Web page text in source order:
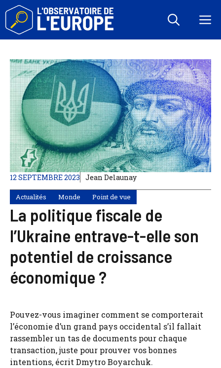
Aller
contenu
12 SEPTEMBRE 2023 Jean Delaunay
Actualités Monde Point de vue
La politique fiscale de
l’Ukraine entrave-t-elle son
potentiel de croissance
économique ?
Pouvez-vous imaginer comment se comporterait
l’économie d’un grand pays occidental s’il fallait
rassembler un tas de documents pour chaque
transaction, juste pour prouver vos bonnes
intentions, écrit Dmytro Boyarchuk.